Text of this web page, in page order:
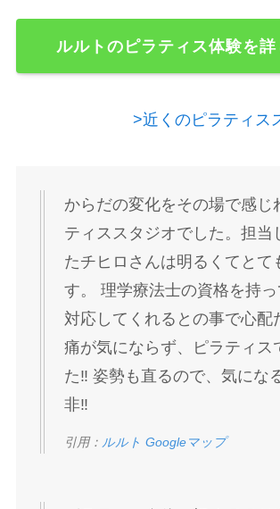
ルルトのピラティス体験を詳
>近くのピラティス
からだの変化をその場で感じ
ティススタジオでした。担当
たチヒロさんは明るくてとて
す。 理学療法士の資格を持
対応してくれるとの事で心配
痛が気にならず、ピラティス
た‼️ 姿勢も直るので、気にな
非‼️
引用： ルルト Googleマップ